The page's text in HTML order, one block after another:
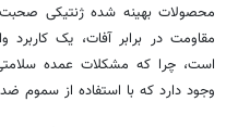
محصولات بهینه شده ژنتیکی صحبت
مقاومت در برابر آفات، یک
است، چرا که مشکلات عمده
وجود دارد که با استفاده از سموم ضد